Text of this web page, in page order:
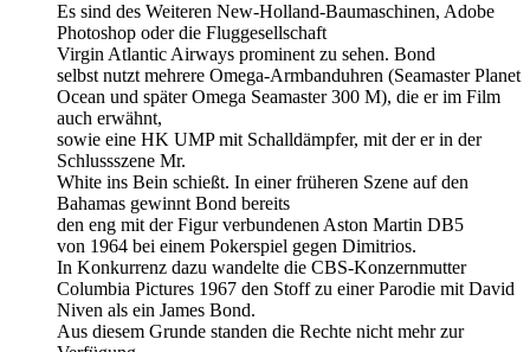
Es sind des Weiteren New-Holland-Baumaschinen, Adobe
Photoshop oder die Fluggesellschaft
Virgin Atlantic Airways prominent zu sehen. Bond
selbst nutzt mehrere Omega-Armbanduhren (Seamaster Planet
Ocean und später Omega Seamaster 300 M), die er im Film
auch erwähnt,
sowie eine HK UMP mit Schalldämpfer, mit der er in der
Schlussszene Mr.
White ins Bein schießt. In einer früheren Szene auf den
Bahamas gewinnt Bond bereits
den eng mit der Figur verbundenen Aston Martin DB5
von 1964 bei einem Pokerspiel gegen Dimitrios.
In Konkurrenz dazu wandelte die CBS-Konzernmutter
Columbia Pictures 1967 den Stoff zu einer Parodie mit David
Niven als ein James Bond.
Aus diesem Grunde standen die Rechte nicht mehr zur